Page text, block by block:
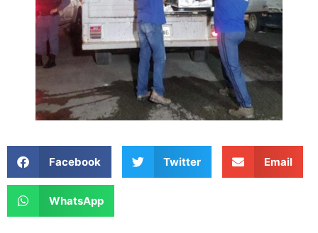
Facebook Twitter Email
WhatsApp